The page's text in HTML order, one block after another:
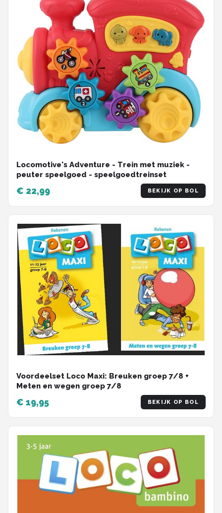
Locomotive's Adventure - Trein met muziek -
peuter speelgoed - speelgoedtreinset
€ 22,99 BEKIJK OP BOL
Voordeelset Loco Maxi: Breuken groep 7/8 +
Meten en wegen groep 7/8
€ 19,95 BEKIJK OP BOL